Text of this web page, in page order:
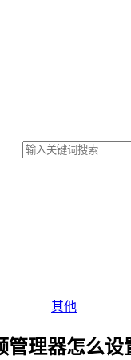
其他
管理器怎么设